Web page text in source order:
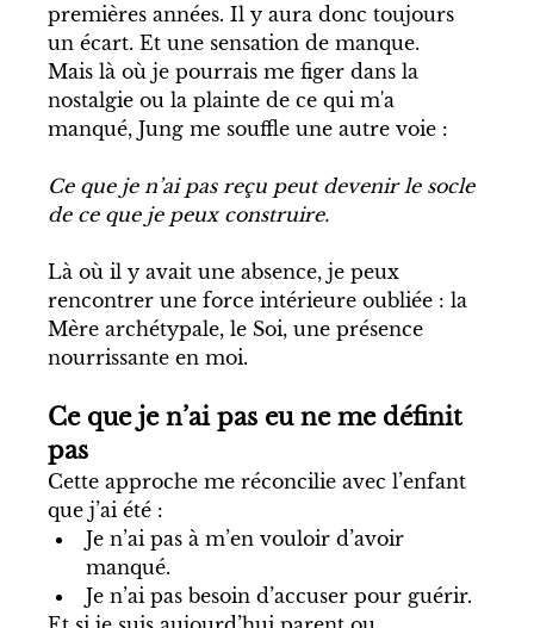
premières années. Il y aura donc toujours
un écart. Et une sensation de manque.
Mais là où je pourrais me figer dans la
nostalgie ou la plainte de ce qui m'a
manqué, Jung me souffle une autre voie :
Ce que je n’ai pas reçu peut devenir le socle
de ce que je peux construire.
Là où il y avait une absence, je peux
rencontrer une force intérieure oubliée : la
Mère archétypale, le Soi, une présence
nourrissante en moi.
Ce que je n’ai pas eu ne me définit
pas
Cette approche me réconcilie avec l’enfant
que j’ai été :
Je n’ai pas à m’en vouloir d’avoir
manqué.
Je n’ai pas besoin d’accuser pour guérir.